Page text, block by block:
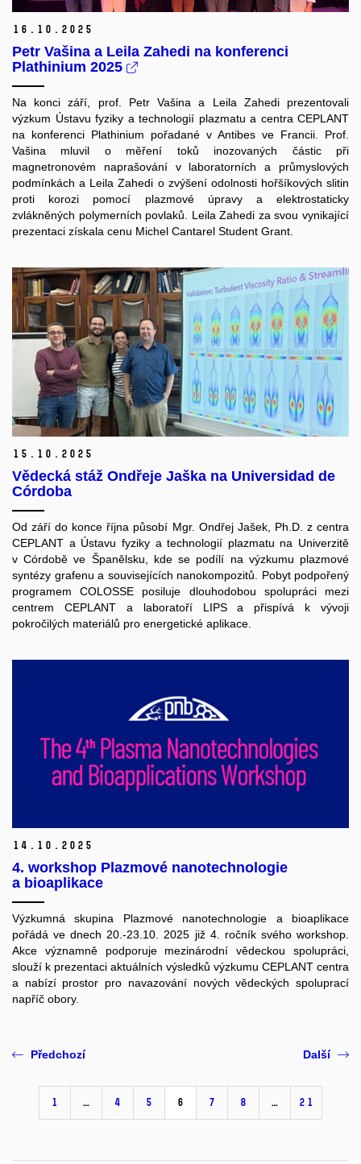
16. 10. 2025
Petr Vašina a Leila Zahedi na konferenci
Plathinium 2025
Na konci září, prof. Petr Vašina a Leila Zahedi prezentovali
výzkum Ústavu fyziky a technologií plazmatu a centra CEPLANT
na konferenci Plathinium pořadané v Antibes ve Francii. Prof.
Vašina mluvil o měření toků inozovaných částic při
magnetronovém naprašování v laboratorních a průmyslových
podmínkách a Leila Zahedi o zvýšení odolnosti hořšíkových slitin
proti korozi pomocí plazmové úpravy a elektrostaticky
zvlákněných polymerních povlaků. Leila Zahedi za svou vynikající
prezentaci získala cenu Michel Cantarel Student Grant.
15. 10. 2025
Vědecká stáž Ondřeje Jaška na Universidad de
Córdoba
Od září do konce října působí Mgr. Ondřej Jašek, Ph.D. z centra
CEPLANT a Ústavu fyziky a technologií plazmatu na Univerzitě
v Córdobě ve Španělsku, kde se podílí na výzkumu plazmové
syntézy grafenu a souvisejících nanokompozitů. Pobyt podpořený
programem COLOSSE posiluje dlouhodobou spolupráci mezi
centrem CEPLANT a laboratoří LIPS a přispívá k vývoji
pokročilých materiálů pro energetické aplikace.
14. 10. 2025
4. workshop Plazmové nanotechnologie
a bioaplikace
Výzkumná skupina Plazmové nanotechnologie a bioaplikace
pořádá ve dnech 20.-23.10. 2025 již 4. ročník svého workshop.
Akce významně podporuje mezinárodní vědeckou spolupráci,
slouží k prezentaci aktuálních výsledků výzkumu CEPLANT centra
a nabízí prostor pro navazování nových vědeckých spoluprací
napříč obory.
Předchozí
1 … 4 5 6 7 8 … 21
Další